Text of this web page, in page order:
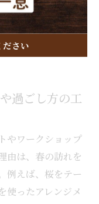
るインテリアや
します。こうした
沢な時間を全身で
過ごし方の工
やワークショップ
由は、春の訪れを
例えば、桜をテー
使ったアレンジメ
さい
ださい